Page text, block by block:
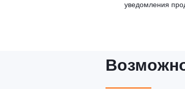
уведомления